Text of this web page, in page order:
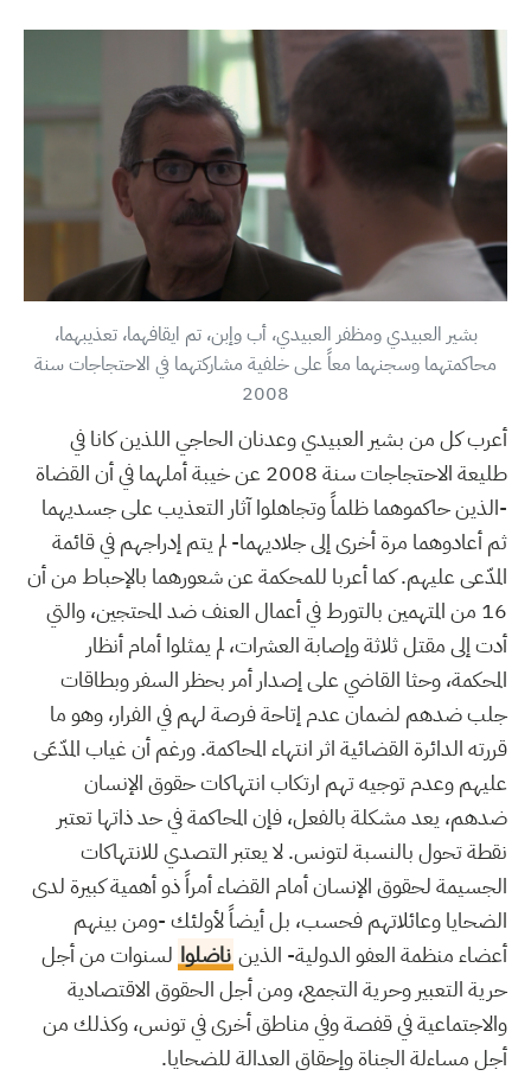
بشير العبيدي ومظفر العبيدي، أب وإبن، تم ايقافهما، تعذيبهما،
محاكمتهما وسجنهما معاً على خلفية مشاركتهما في الاحتجاجات سنة
2008
أعرب كل من بشير العبيدي وعدنان الحاجي اللذين كانا في
طليعة الاحتجاجات سنة 2008 عن خيبة أملهما في أن القضاة
-الذين حاكموهما ظلماً وتجاهلوا آثار التعذيب على جسديهما
ثم أعادوهما مرة أخرى إلى جلاديهما- لم يتم إدراجهم في قائمة
المدّعى عليهم. كما أعربا للمحكمة عن شعورهما بالإحباط من أن
16 من المتهمين بالتورط في أعمال العنف ضد المحتجين، والتي
أدت إلى مقتل ثلاثة وإصابة العشرات، لم يمثلوا أمام أنظار
المحكمة، وحثا القاضي على إصدار أمر بحظر السفر وبطاقات
جلب ضدهم لضمان عدم إتاحة فرصة لهم في الفرار، وهو ما
قررته الدائرة القضائية اثر انتهاء المحاكمة. ورغم أن غياب المدّعَى
عليهم وعدم توجيه تهم ارتكاب انتهاكات حقوق الإنسان
ضدهم، يعد مشكلة بالفعل، فإن المحاكمة في حد ذاتها تعتبر
نقطة تحول بالنسبة لتونس. لا يعتبر التصدي للانتهاكات
الجسيمة لحقوق الإنسان أمام القضاء أمراً ذو أهمية كبيرة لدى
الضحايا وعائلاتهم فحسب، بل أيضاً لأولئك -ومن بينهم
أعضاء منظمة العفو الدولية- الذين ناضلوا لسنوات من أجل
حرية التعبير وحرية التجمع، ومن أجل الحقوق الاقتصادية
والاجتماعية في قفصة وفي مناطق أخرى في تونس، وكذلك من
أجل مساءلة الجناة وإحقاق العدالة للضحايا.